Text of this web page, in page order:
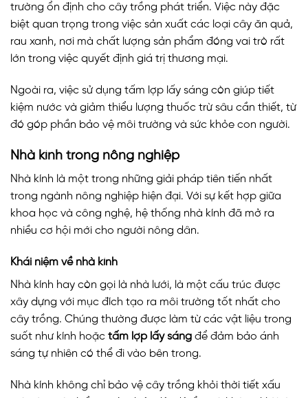
trường ổn định cho cây trồng phát triển. Việc này đặc
biệt quan trọng trong việc sản xuất các loại cây ăn quả,
rau xanh, nơi mà chất lượng sản phẩm đóng vai trò rất
lớn trong việc quyết định giá trị thương mại.
Ngoài ra, việc sử dụng tấm lợp lấy sáng còn giúp tiết
kiệm nước và giảm thiểu lượng thuốc trừ sâu cần thiết, từ
đó góp phần bảo vệ môi trường và sức khỏe con người.
Nhà kính trong nông nghiệp
Nhà kính là một trong những giải pháp tiên tiến nhất
trong ngành nông nghiệp hiện đại. Với sự kết hợp giữa
khoa học và công nghệ, hệ thống nhà kính đã mở ra
nhiều cơ hội mới cho người nông dân.
Khái niệm về nhà kính
Nhà kính hay còn gọi là nhà lưới, là một cấu trúc được
xây dựng với mục đích tạo ra môi trường tốt nhất cho
cây trồng. Chúng thường được làm từ các vật liệu trong
suốt như kính hoặc tấm lợp lấy sáng để đảm bảo ánh
sáng tự nhiên có thể đi vào bên trong.
Nhà kính không chỉ bảo vệ cây trồng khỏi thời tiết xấu